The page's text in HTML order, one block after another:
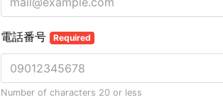
電話番号 Required
Number of characters 20 or less